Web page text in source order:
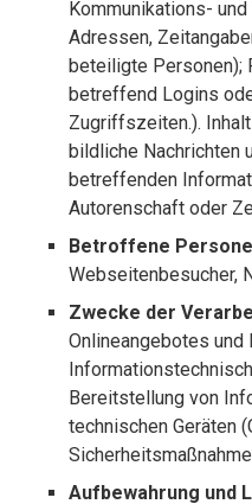
Kommunikations-
Adressen,
beteiligte Personen);
betreffend Logins
Zugriffszeiten.).
bildliche Nachrichten
betreffenden
Autorenschaft oder
Betroffene
Webseitenbesucher,
Zwecke der
Onlineangebotes
Bereitstellung von
technischen Geräten
Aufbewahrung und